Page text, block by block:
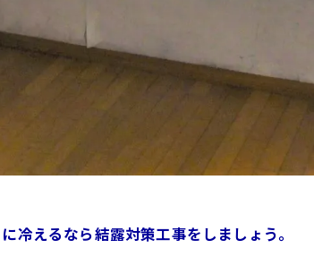
冷えるなら結露対策工事をしましょう。